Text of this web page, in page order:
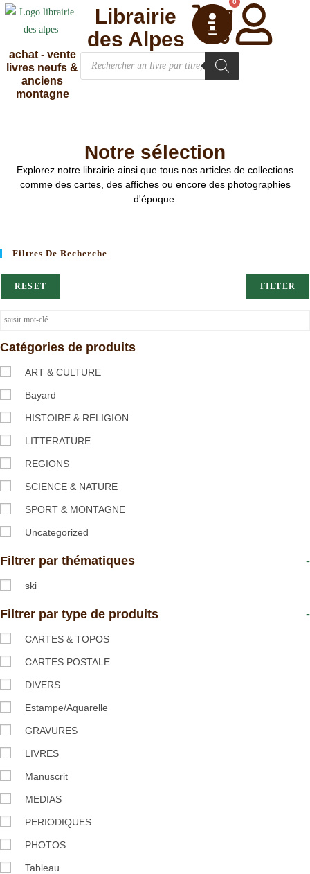
achat - vente
livres neufs &
anciens
montagne
0
Librairie
des Alpes
Notre sélection
Explorez notre librairie ainsi que tous nos articles de collections
comme des cartes, des affiches ou encore des photographies
d'époque.
Filtres De Recherche
RESET FILTER
Catégories de produits
ART & CULTURE
Bayard
HISTOIRE & RELIGION
LITTERATURE
REGIONS
SCIENCE & NATURE
SPORT & MONTAGNE
Uncategorized
Filtrer par thématiques -
ski
Filtrer par type de produits -
CARTES & TOPOS
CARTES POSTALE
DIVERS
Estampe/Aquarelle
GRAVURES
LIVRES
Manuscrit
MEDIAS
PERIODIQUES
PHOTOS
Tableau